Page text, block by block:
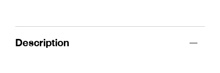
Description